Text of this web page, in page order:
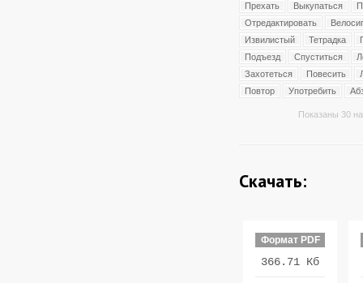
Прехать Выкупаться
Отредактировать
Извилистый
Тетрадка
Подъезд
Спуститься
Захотеться
Повесить
Повтор
Употребить
Показаны 30
Скачать:
Формат PDF
366.71 Кб